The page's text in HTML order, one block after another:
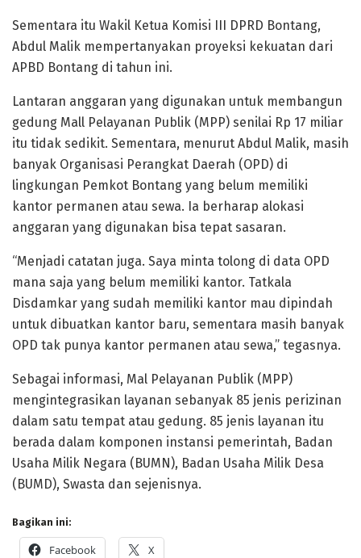
Sementara itu Wakil Ketua Komisi III DPRD Bontang,
Abdul Malik mempertanyakan proyeksi kekuatan dari
APBD Bontang di tahun ini.
Lantaran anggaran yang digunakan untuk membangun
gedung Mall Pelayanan Publik (MPP) senilai Rp 17 miliar
itu tidak sedikit. Sementara, menurut Abdul Malik, masih
banyak Organisasi Perangkat Daerah (OPD) di
lingkungan Pemkot Bontang yang belum memiliki
kantor permanen atau sewa. Ia berharap alokasi
anggaran yang digunakan bisa tepat sasaran.
“Menjadi catatan juga. Saya minta tolong di data OPD
mana saja yang belum memiliki kantor. Tatkala
Disdamkar yang sudah memiliki kantor mau dipindah
untuk dibuatkan kantor baru, sementara masih banyak
OPD tak punya kantor permanen atau sewa,” tegasnya.
Sebagai informasi, Mal Pelayanan Publik (MPP)
mengintegrasikan layanan sebanyak 85 jenis perizinan
dalam satu tempat atau gedung. 85 jenis layanan itu
berada dalam komponen instansi pemerintah, Badan
Usaha Milik Negara (BUMN), Badan Usaha Milik Desa
(BUMD), Swasta dan sejenisnya.
Bagikan ini:
Facebook X